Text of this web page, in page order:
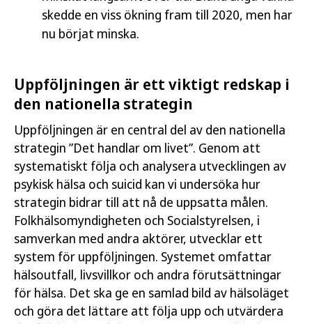
skedde en viss ökning fram till 2020, men har
nu börjat minska.
Uppföljningen är ett viktigt redskap i
den nationella strategin
Uppföljningen är en central del av den nationella
strategin ”Det handlar om livet”. Genom att
systematiskt följa och analysera utvecklingen av
psykisk hälsa och suicid kan vi undersöka hur
strategin bidrar till att nå de uppsatta målen.
Folkhälsomyndigheten och Socialstyrelsen, i
samverkan med andra aktörer, utvecklar ett
system för uppföljningen. Systemet omfattar
hälsoutfall, livsvillkor och andra förutsättningar
för hälsa. Det ska ge en samlad bild av hälsoläget
och göra det lättare att följa upp och utvärdera